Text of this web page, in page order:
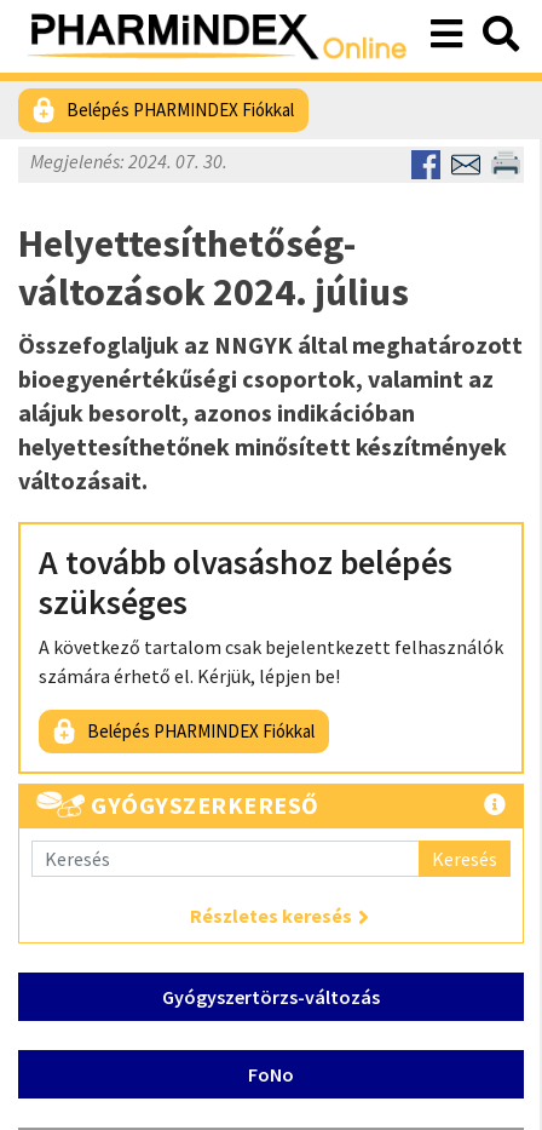
Belépés PHARMINDEX Fiókkal
Megjelenés: 2024. 07. 30.
Helyettesíthetőség-
változások 2024. július
Összefoglaljuk az NNGYK által meghatározott
bioegyenértékűségi csoportok, valamint az
alájuk besorolt, azonos indikációban
helyettesíthetőnek minősített készítmények
változásait.
A tovább olvasáshoz belépés
szükséges
A következő tartalom csak bejelentkezett felhasználók
számára érhető el. Kérjük, lépjen be!
Belépés PHARMINDEX Fiókkal
GYÓGYSZERKERESŐ
Keresés
Részletes keresés
Gyógyszertörzs-változás
FoNo